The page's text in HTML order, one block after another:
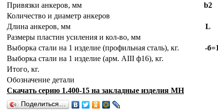
Привязки анкеров, мм
b2
Количество и диаметр анкеров
Длина анкеров, мм
L
Размеры пластин усиления и кол-во, мм
Выборка стали на 1 изделие (профильная сталь), кг.
-
Выборка стали на 1 изделие (арм. AIII ф16), кг.
Итого, кг.
Обозначение детали
Скачать серию 1.400-15 на закладные изделия МН
Поделиться…